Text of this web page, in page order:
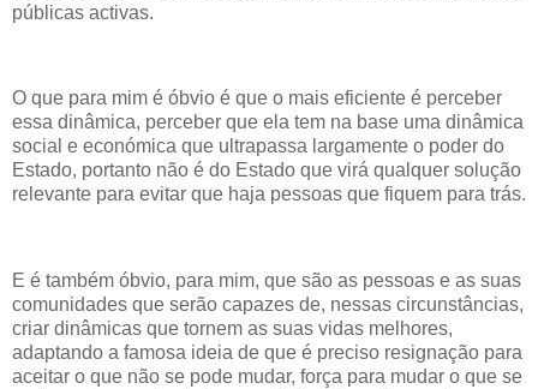
públicas activas.
O que para mim é óbvio é que o mais eficiente é perceber
essa dinâmica, perceber que ela tem na base uma dinâmica
social e económica que ultrapassa largamente o poder do
Estado, portanto não é do Estado que virá qualquer solução
relevante para evitar que haja pessoas que fiquem para trás.
E é também óbvio, para mim, que são as pessoas e as suas
comunidades que serão capazes de, nessas circunstâncias,
criar dinâmicas que tornem as suas vidas melhores,
adaptando a famosa ideia de que é preciso resignação para
aceitar o que não se pode mudar, força para mudar o que se